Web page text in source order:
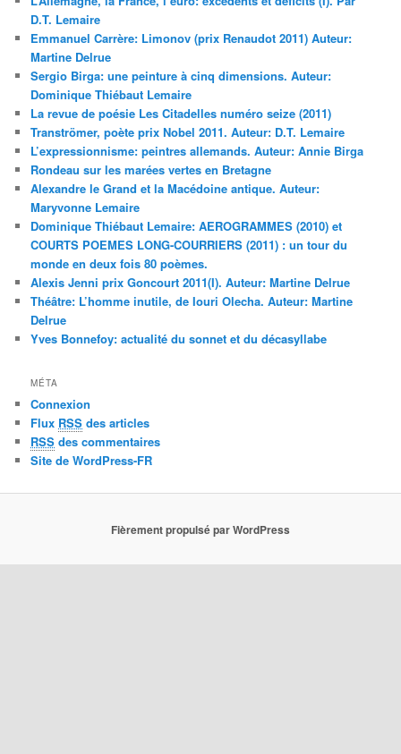
D.T. Lemaire
Emmanuel Carrère: Limonov (prix Renaudot 2011) Auteur:
Martine Delrue
Sergio Birga: une peinture à cinq dimensions. Auteur:
Dominique Thiébaut Lemaire
La revue de poésie Les Citadelles numéro seize (2011)
Tranströmer, poète prix Nobel 2011. Auteur: D.T. Lemaire
L’expressionnisme: peintres allemands. Auteur: Annie Birga
Rondeau sur les marées vertes en Bretagne
Alexandre le Grand et la Macédoine antique. Auteur:
Maryvonne Lemaire
Dominique Thiébaut Lemaire: AEROGRAMMES (2010) et
COURTS POEMES LONG-COURRIERS (2011) : un tour du
monde en deux fois 80 poèmes.
Alexis Jenni prix Goncourt 2011(I). Auteur: Martine Delrue
Théâtre: L’homme inutile, de Iouri Olecha. Auteur: Martine
Delrue
Yves Bonnefoy: actualité du sonnet et du décasyllabe
MÉTA
Connexion
Flux RSS des articles
RSS des commentaires
Site de WordPress-FR
Fièrement propulsé par WordPress